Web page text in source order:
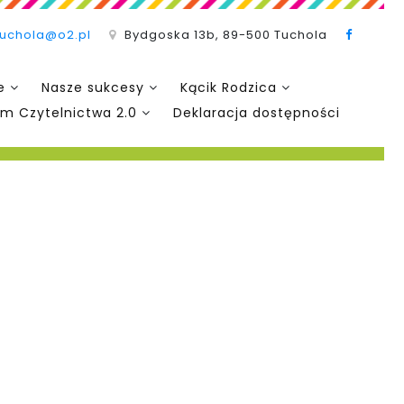
Bydgoska 13b, 89-500 Tuchola
Nasze sukcesy
Kącik Rodzica
Czytelnictwa 2.0 Deklaracja dostępności